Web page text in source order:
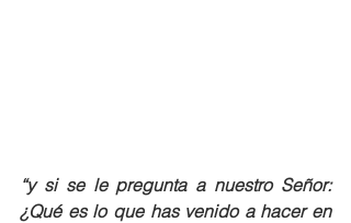
“y si se le pregunta a nuestro Señor:
¿Qué es lo que has venido a hacer en